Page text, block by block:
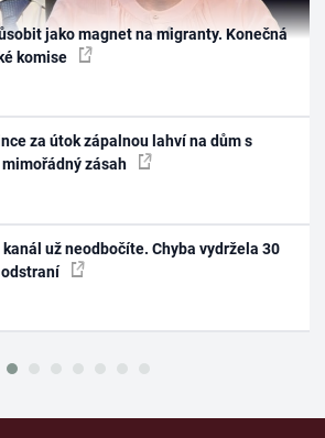
jako magnet na migranty. Konečná
komise
za útok zápalnou lahví na dům s
zásah
kanál už neodbočíte. Chyba vydržela 30
odstraní